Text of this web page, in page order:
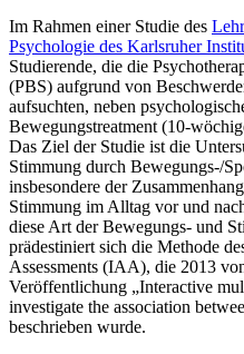
Im Rahmen einer Studie des
Psychologie des Karlsruher
Studierende, die die
(PBS) aufgrund von
aufsuchten, neben
Bewegungstreatment (10-
Das Ziel der Studie ist die
Stimmung durch Bewegungs-/
insbesondere der
Stimmung im Alltag vor und
diese Art der Bewegungs- und
prädestiniert sich die Methode
Assessments (IAA), die 2013
Veröffentlichung „Interactive
investigate the association
beschrieben wurde.